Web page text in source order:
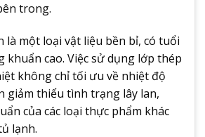
trong.
là một loại vật liệu bền bỉ, có tuổi
khuẩn cao. Việc sử dụng lớp thép
không chỉ tối ưu về nhiệt độ
giảm thiểu tình trạng lây lan,
của các loại thực phẩm khác
lạnh.